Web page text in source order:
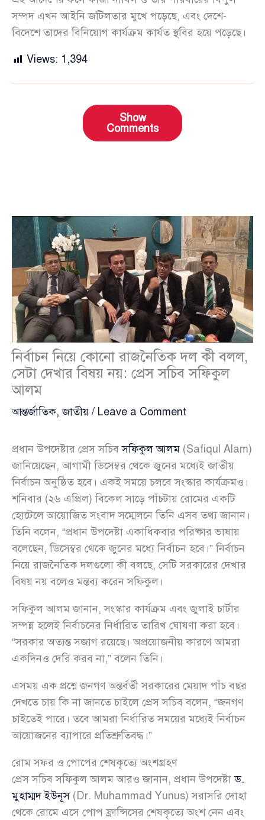
সম্পদ এখন আইনি জটিলতার মুখে পড়েছে, এবং দেশে-
বিদেশে তাদের বিনিয়োগ কার্যক্রম কার্যত স্থবির হয়ে পড়েছে।
Views: 1,394
Show
Comments
নির্বাচন নিয়ে কোনো রাজনৈতিক দল কী বলল,
সেটা দেখার বিষয় নয়: প্রেস সচিব সফিকুল
আলম
আন্তর্জাতিক,জাতীয় / Leave a Comment
প্রধান উপদেষ্টার প্রেস সচিবসফিকুল আলম (Safiqul Alam)
জানিয়েছেন, আগামী ডিসেম্বর থেকে জুনের মধ্যেই জাতীয়
নির্বাচন অনুষ্ঠিত হবে। একই সময়ে চলবে সংস্কার কার্যক্রমও।
শনিবার (২৬ এপ্রিল) বিকেল সাড়ে পাঁচটায় রোমের একটি
হোটেলে আয়োজিত সংবাদ সম্মেলনে তিনি এসব তথ্য জানান।
তিনি বলেন, “প্রধান উপদেষ্টা একাধিকবার পরিষ্কার ভাষায়
বলেছেন, ডিসেম্বর থেকে জুনের মধ্যে নির্বাচন হবে।” নির্বাচন
নিয়ে রাজনৈতিক দলগুলো কী বলছে, সেটি সরকারের দেখার
বিষয় নয় বলেও মন্তব্য করেন সফিকুল।
সফিকুল আলম জানান, সংস্কার কার্যক্রম এবং জুলাই চার্টার
সম্পন্ন হলেই নির্বাচনের নির্ধারিত তারিখ ঘোষণা করা হবে।
“সরকার অত্যন্ত সজাগ রয়েছে। অপ্রয়োজনীয় কারণে আমরা
একদিনও দেরি করব না,” বলেন তিনি।
এসময় এক প্রশ্নে জনগণ অন্তর্বর্তী সরকারের মেয়াদ পাঁচ বছর
দেখতে চায় কি না জানতে চাইলে প্রেস সচিব বলেন, “জনগণ
চাইতেই পারে। তবে আমরা নির্ধারিত সময়ের মধ্যেই নির্বাচন
আয়োজনের ব্যাপারে প্রতিশ্রুতিবদ্ধ।”
রোম সফর ও পোপের শেষকৃত্যে অংশগ্রহণ
প্রেস সচিব সফিকুল আলম আরও জানান, প্রধান উপদেষ্টাড.
মুহাম্মদ ইউনূস(Dr. Muhammad Yunus) সরাসরি দোহা
থেকে রোমে এসে পোপ ফ্রান্সিসের শেষকৃত্যে অংশ নেন এবং